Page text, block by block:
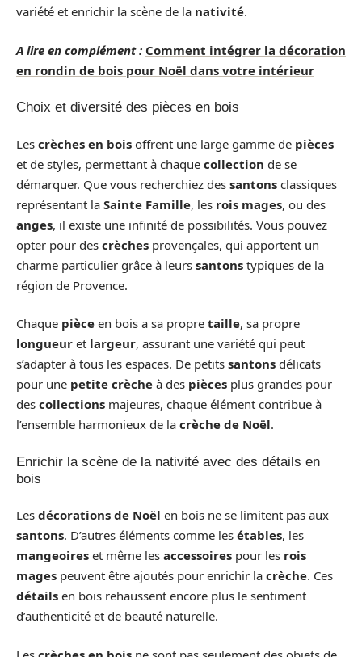
variété et enrichir la scène de la nativité.
A lire en complément : Comment intégrer la décoration
en rondin de bois pour Noël dans votre intérieur
Choix et diversité des pièces en bois
Les crèches en bois offrent une large gamme de pièces
et de styles, permettant à chaque collection de se
démarquer. Que vous recherchiez des santons classiques
représentant la Sainte Famille, les rois mages, ou des
anges, il existe une infinité de possibilités. Vous pouvez
opter pour des crèches provençales, qui apportent un
charme particulier grâce à leurs santons typiques de la
région de Provence.
Chaque pièce en bois a sa propre taille, sa propre
longueur et largeur, assurant une variété qui peut
s’adapter à tous les espaces. De petits santons délicats
pour une petite crèche à des pièces plus grandes pour
des collections majeures, chaque élément contribue à
l’ensemble harmonieux de la crèche de Noël.
Enrichir la scène de la nativité avec des détails en
bois
Les décorations de Noël en bois ne se limitent pas aux
santons. D’autres éléments comme les étables, les
mangeoires et même les accessoires pour les rois
mages peuvent être ajoutés pour enrichir la crèche. Ces
détails en bois rehaussent encore plus le sentiment
d’authenticité et de beauté naturelle.